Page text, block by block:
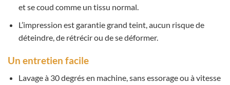
et se coud comme un tissu normal.
L’impression est garantie grand teint, aucun risque de
déteindre, de rétrécir ou de se déformer.
Un entretien facile
Lavage à 30 degrés en machine, sans essorage ou à vitesse